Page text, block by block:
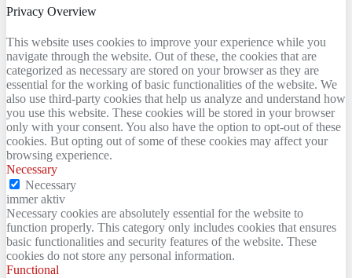
Privacy Overview
This website uses cookies to improve your experience while you
navigate through the website. Out of these, the cookies that are
categorized as necessary are stored on your browser as they are
essential for the working of basic functionalities of the website. We
also use third-party cookies that help us analyze and understand how
you use this website. These cookies will be stored in your browser
only with your consent. You also have the option to opt-out of these
cookies. But opting out of some of these cookies may affect your
browsing experience.
Necessary
Necessary
immer aktiv
Necessary cookies are absolutely essential for the website to
function properly. This category only includes cookies that ensures
basic functionalities and security features of the website. These
cookies do not store any personal information.
Functional